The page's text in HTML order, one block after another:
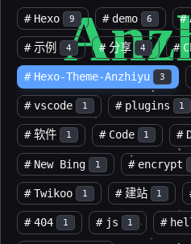
文心一言 文心一
讯飞星火
# Hexo 9 # demo 6 #
# 示例 4 # 分享 4 #
# Hexo-Theme-Anzhiyu 3
# vscode 1 # plugins 1
# 软件 1 # Code 1 #
# New Bing 1 # encrypt
# Twikoo 1 # 建站 1
# 404 1 # js 1 #